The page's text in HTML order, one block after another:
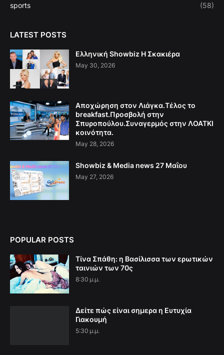
sports (58)
LATEST POSTS
Ελληνική Showbiz Η Σκακιέρα
May 30, 2026
Αποχώρηση στον Λιάγκα.Τέλος το
breakfast.Προσβολή στην
Σπυροπούλου.Συναγερμός στην ΛΟΑΤΚΙ
κοινότητα.
May 28, 2026
Showbiz & Media news 27 Μαΐου
May 27, 2026
POPULAR POSTS
Τίνα Σπάθη: η Βασίλισσα των ερωτικών
ταινιών των 70ς
8:30 μ.μ.
Δείτε πώς είναι σημερα η Ευτυχία
Γιακουμή
5:30 μ.μ.